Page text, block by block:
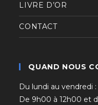
LIVRE D’OR
CONTACT
QUAND NOUS
Du lundi au vendredi :
De 9h00 à 12h00 et